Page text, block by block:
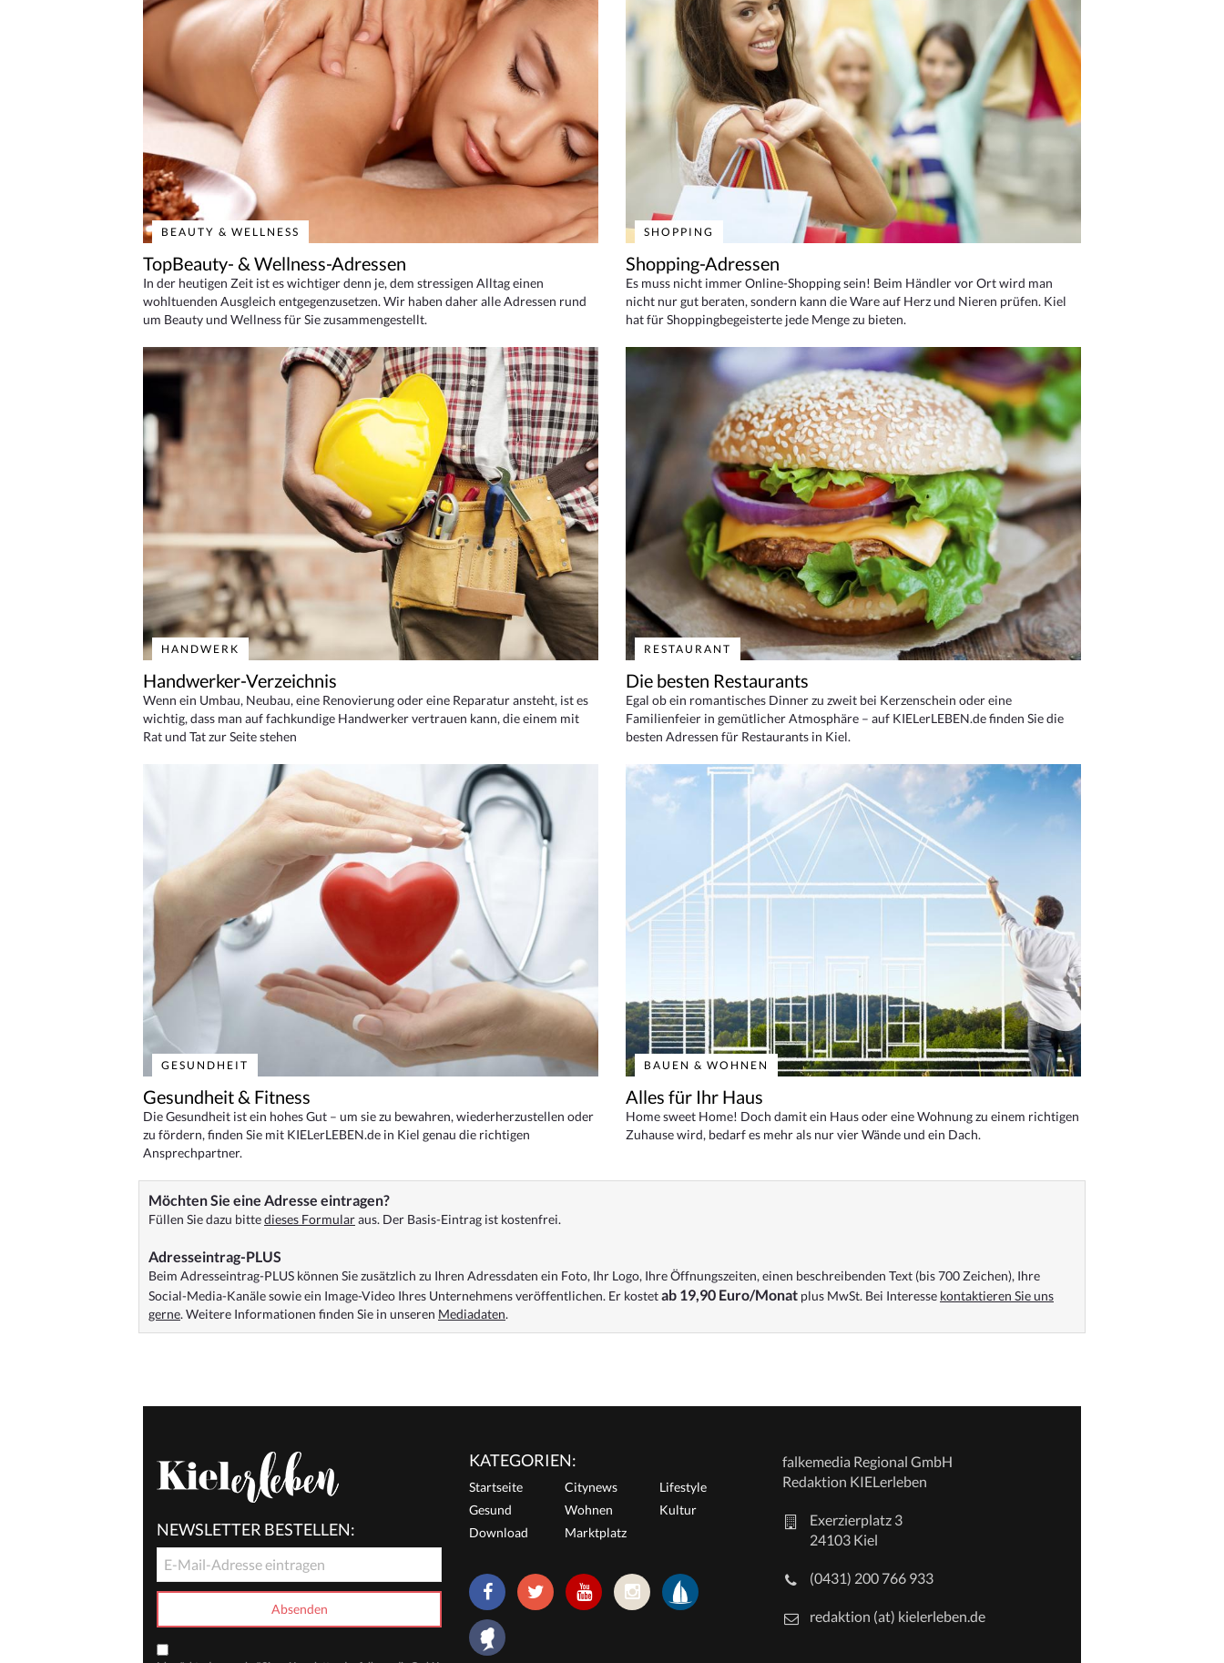
BEAUTY & WELLNESS
TopBeauty- & Wellness-Adressen
In der heutigen Zeit ist es wichtiger denn je, dem stressigen Alltag einen
wohltuenden Ausgleich entgegenzusetzen. Wir haben daher alle Adressen rund
um Beauty und Wellness für Sie zusammengestellt.
SHOPPING
Shopping-Adressen
Es muss nicht immer Online-Shopping sein! Beim Händler vor Ort wird man
nicht nur gut beraten, sondern kann die Ware auf Herz und Nieren prüfen. Kiel
hat für Shoppingbegeisterte jede Menge zu bieten.
HANDWERK
Handwerker-Verzeichnis
Wenn ein Umbau, Neubau, eine Renovierung oder eine Reparatur ansteht, ist es
wichtig, dass man auf fachkundige Handwerker vertrauen kann, die einem mit
Rat und Tat zur Seite stehen
RESTAURANT
Die besten Restaurants
Egal ob ein romantisches Dinner zu zweit bei Kerzenschein oder eine
Familienfeier in gemütlicher Atmosphäre – auf KIELerLEBEN.de finden Sie die
besten Adressen für Restaurants in Kiel.
GESUNDHEIT
Gesundheit & Fitness
Die Gesundheit ist ein hohes Gut – um sie zu bewahren, wiederherzustellen oder
zu fördern, finden Sie mit KIELerLEBEN.de in Kiel genau die richtigen
Ansprechpartner.
BAUEN & WOHNEN
Alles für Ihr Haus
Home sweet Home! Doch damit ein Haus oder eine Wohnung zu einem richtigen
Zuhause wird, bedarf es mehr als nur vier Wände und ein Dach.
Möchten Sie eine Adresse eintragen?
Füllen Sie dazu bittedieses Formularaus. Der Basis-Eintrag ist kostenfrei.
Adresseintrag-PLUS
Beim Adresseintrag-PLUS können Sie zusätzlich zu Ihren Adressdaten ein Foto, Ihr Logo, Ihre Öffnungszeiten, einen beschreibenden Text (bis 700 Zeichen), Ihre
Social-Media-Kanäle sowie ein Image-Video Ihres Unternehmens veröffentlichen. Er kostetab 19,90 Euro/Monat plus MwSt. Bei Interesse kontaktieren Sie uns
gerne. Weitere Informationen finden Sie in unseren Mediadaten.
NEWSLETTER BESTELLEN:
KATEGORIEN:
Startseite Citynews
Lifestyle
Gesund
Wohnen
Kultur
Download
Marktplatz
falkemedia Regional GmbH
Redaktion KIELerleben
Exerzierplatz 3
24103 Kiel
(0431) 200 766 933
redaktion (at) kielerleben.de